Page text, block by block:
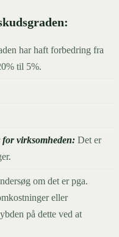
har haft forbedring fra
til 5%.
virksomheden: Det er
om det er pga.
eller
på dette ved at